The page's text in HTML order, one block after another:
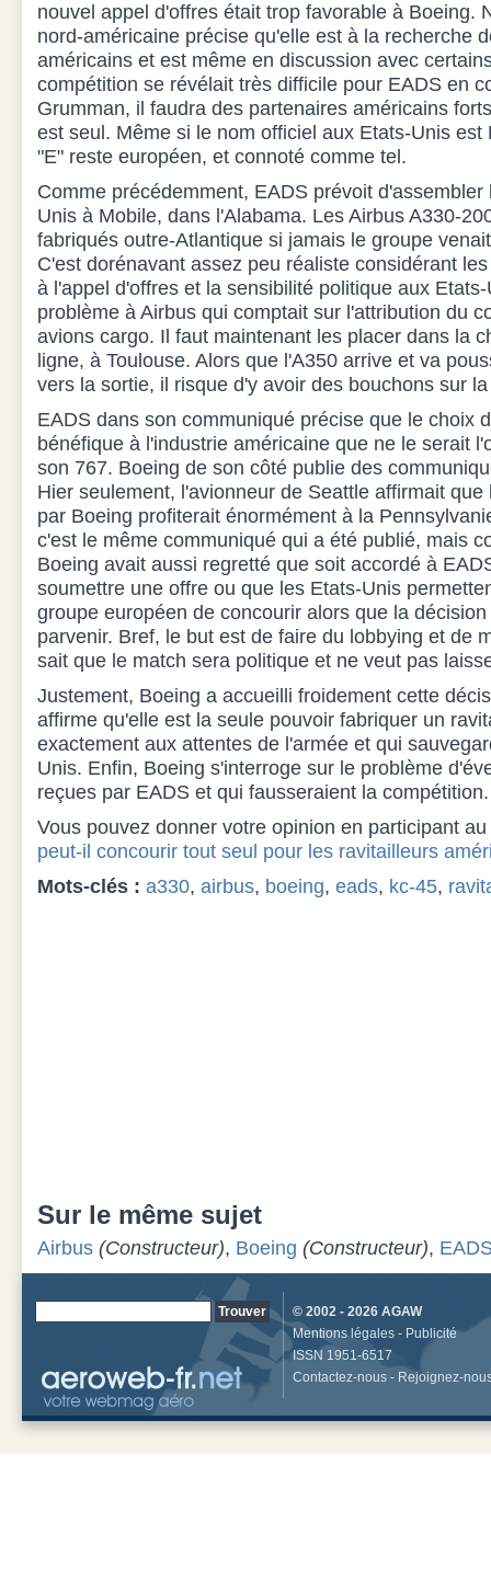
nouvel appel d'offres était trop favorable à Boeing.
nord-américaine précise qu'elle est à la recherche
américains et est même en discussion avec
compétition se révélait très difficile pour EADS en
Grumman, il faudra des partenaires américains
est seul. Même si le nom officiel aux Etats-Unis est
"E" reste européen, et connoté comme tel.
Comme précédemment, EADS prévoit
Unis à Mobile, dans l'Alabama. Les Airbus A330-
fabriqués outre-Atlantique si jamais le groupe
C'est dorénavant assez peu réaliste considérant
à l'appel d'offres et la sensibilité politique aux
problème à Airbus qui comptait sur l'attribution du
avions cargo. Il faut maintenant les placer dans la
ligne, à Toulouse. Alors que l'A350 arrive et va
vers la sortie, il risque d'y avoir des bouchons sur
EADS dans son communiqué précise que le choix
bénéfique à l'industrie américaine que ne le serait
son 767. Boeing de son côté publie des
Hier seulement, l'avionneur de Seattle affirmait
par Boeing profiterait énormément à la
c'est le même communiqué qui a été publié, mais
Boeing avait aussi regretté que soit accordé à
soumettre une offre ou que les Etats-Unis
groupe européen de concourir alors que la
parvenir. Bref, le but est de faire du lobbying et de
sait que le match sera politique et ne veut pas
Justement, Boeing a accueilli froidement cette
affirme qu'elle est la seule pouvoir fabriquer un
exactement aux attentes de l'armée et qui
Unis. Enfin, Boeing s'interroge sur le problème
reçues par EADS et qui fausseraient la compétition.
Vous pouvez donner votre opinion en participant
peut-il concourir tout seul pour les ravitailleurs
Mots-clés : a330, airbus, boeing, eads, kc-45,
Sur le même sujet
Airbus (Constructeur), Boeing (Constructeur),
© 2002 - 2026 AGAW
Mentions légales - Publicité
ISSN 1951-6517
Contactez-nous - Rejoignez-